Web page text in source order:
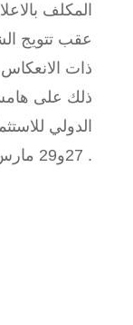
المكلف
عقب تتويج
ذات الانعكاس
ذلك على
الدولي
27و29 مارس الماضي .